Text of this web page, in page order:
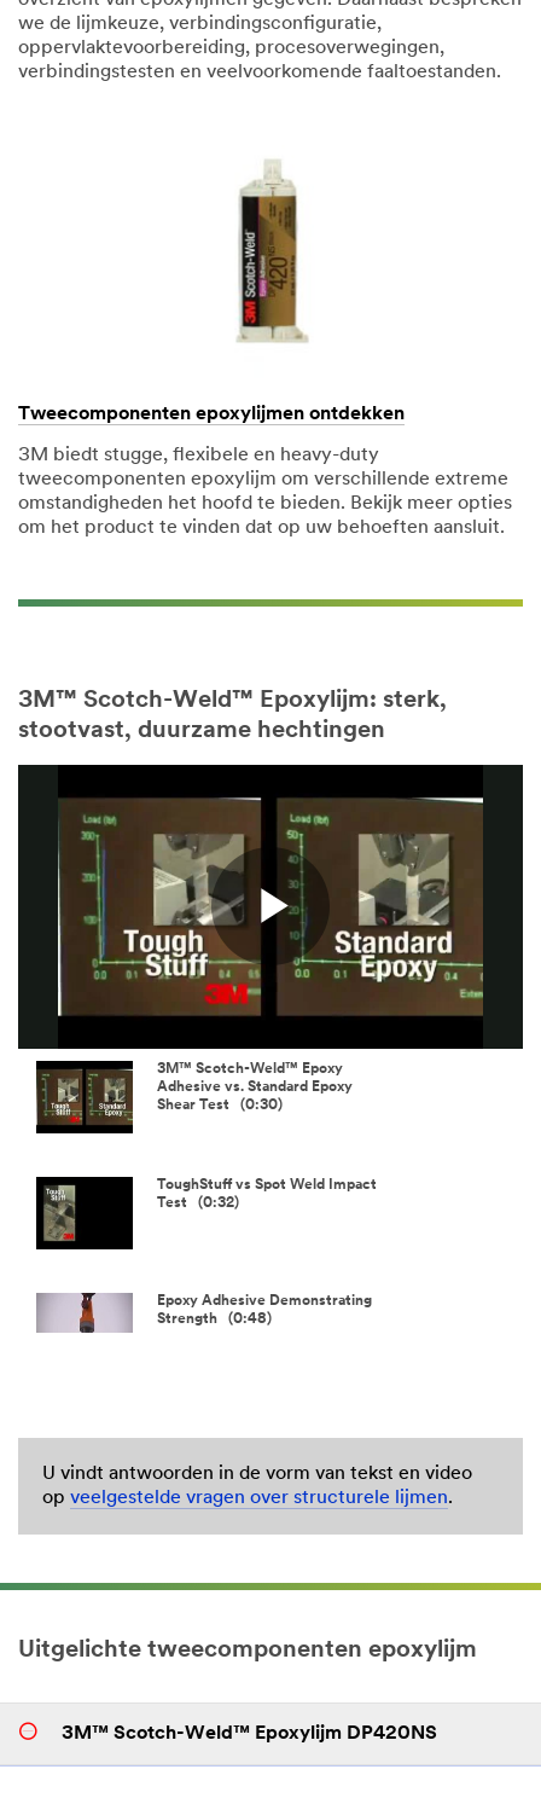
we de lijmkeuze, verbindingsconfiguratie,
oppervlaktevoorbereiding, procesoverwegingen,
verbindingstesten en veelvoorkomende faaltoestanden.
Tweecomponenten epoxylijmen ontdekken
3M biedt stugge, flexibele en heavy-duty
tweecomponenten epoxylijm om verschillende extreme
omstandigheden het hoofd te bieden. Bekijk meer opties
om het product te vinden dat op uw behoeften aansluit.
3M™ Scotch-Weld™ Epoxylijm: sterk,
stootvast, duurzame hechtingen
Play
Video
3M™ Scotch-Weld™ Epoxy
Adhesive vs. Standard Epoxy
Shear Test (0:30)
ToughStuff vs Spot Weld Impact
Test (0:32)
Epoxy Adhesive Demonstrating
Strength (0:48)
U vindt antwoorden in de vorm van tekst en video
op veelgestelde vragen over structurele lijmen.
Uitgelichte tweecomponenten epoxylijm
3M™ Scotch-Weld™ Epoxylijm DP420NS